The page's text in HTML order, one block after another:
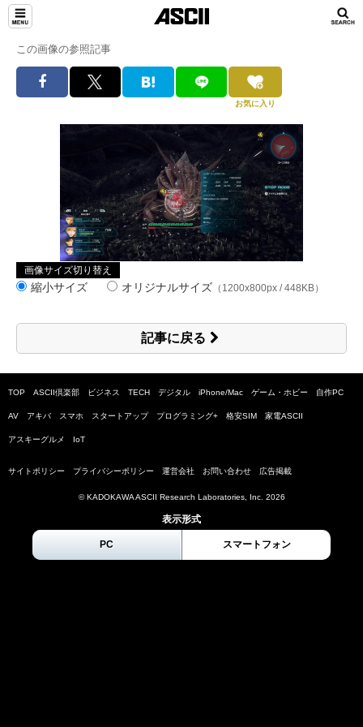
この画像の参照記事
お気に入り
画像サイズ切り替え
縮小サイズ オリジナルサイズ （1200x800px / 448KB）
記事に戻る
TOP ASCII倶楽部 ビジネス TECH デジタル iPhone/Mac ゲーム・ホビー 自作PC
AV アキバ スマホ スタートアップ プログラミング+ 格安SIM 家電ASCII
アスキーグルメ IoT
サイトポリシー プライバシーポリシー 運営会社 お問い合わせ 広告掲載
© KADOKAWA ASCII Research Laboratories, Inc. 2026
表示形式
PC スマートフォン